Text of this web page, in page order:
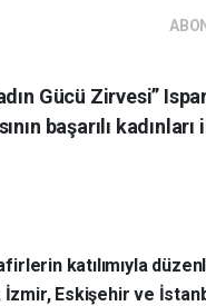
Gücü Zirvesi”
başarılı
katılımıyla
Eskişehir ve